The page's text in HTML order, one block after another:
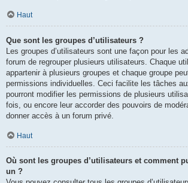
Haut
Que sont les groupes d’utilisateurs ?
Les groupes d’utilisateurs sont une façon pour les
forum de regrouper plusieurs utilisateurs. Chaque
appartenir à plusieurs groupes et chaque groupe
permissions individuelles. Ceci facilite les tâches
pourront modifier les permissions de plusieurs
fois, ou encore leur accorder des pouvoirs de
donner accès à un forum privé.
Haut
Où sont les groupes d’utilisateurs et comment
un ?